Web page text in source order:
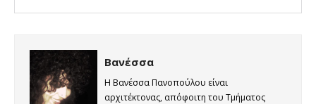
Βανέσσα
Η Βανέσσα Πανοπούλου είναι
αρχιτέκτονας, απόφοιτη του Τμήματος